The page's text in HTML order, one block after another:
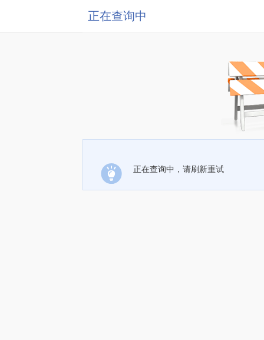
正在查询中
正在查询中，请刷新重试